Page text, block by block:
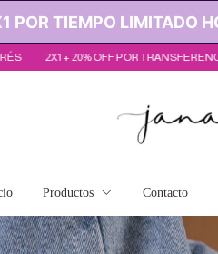
POR TIEMPO LIMITADO
TRANSFERENCIA 2X1 + 6 CUOTAS
Productos Contacto